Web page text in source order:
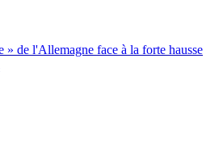
» de l'Allemagne face à la forte hausse